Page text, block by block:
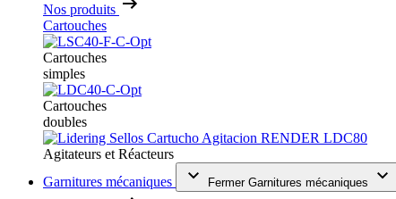
Nos produits
Cartouches
Cartouches
simples
Cartouches
doubles
Agitateurs et Réacteurs
Garnitures mécaniques
Fermer Garnitures mécaniques